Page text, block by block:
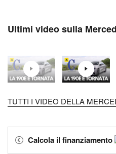
Ultimi video sulla
TUTTI I VIDEO DELLA
Calcola il finanziamento